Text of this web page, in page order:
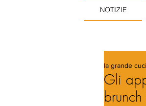
NOTIZIE
Gli
la grande